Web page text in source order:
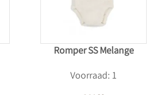
Romper SS Melange
Voorraad: 1